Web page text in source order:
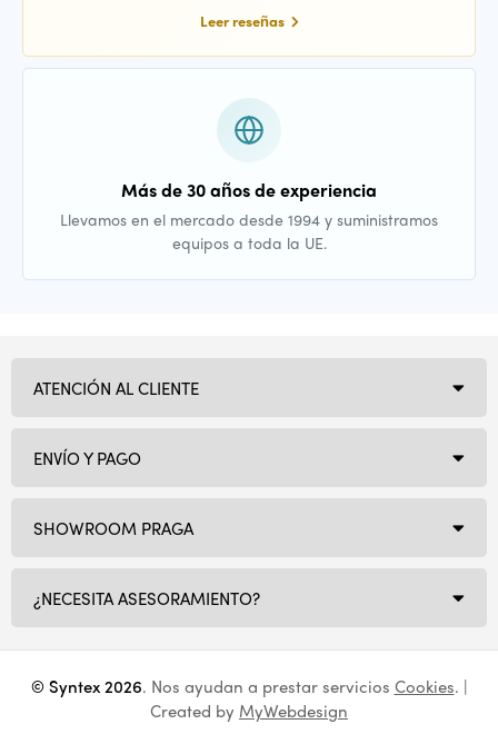
Leer reseñas
Más de 30 años de experiencia
Llevamos en el mercado desde 1994 y suministramos
equipos a toda la UE.
SHOWROOM PRAGA
¿NECESITA ASESORAMIENTO?
ATENCIÓN AL CLIENTE
ENVÍO Y PAGO
© Syntex 2026. Nos ayudan a prestar servicios Cookies. |
Created by MyWebdesign